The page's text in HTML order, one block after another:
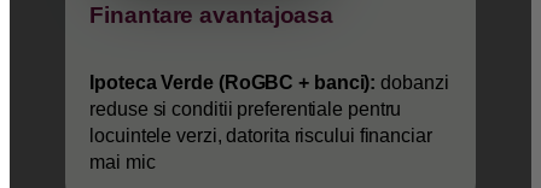
Finantare avantajoasa
Ipoteca Verde (RoGBC + banci): dobanzi
reduse si conditii preferentiale pentru
locuintele verzi, datorita riscului financiar
mai mic